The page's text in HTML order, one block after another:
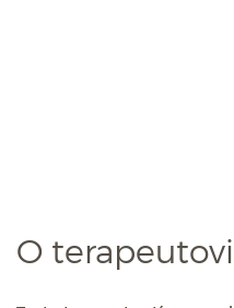
O terapeutovi